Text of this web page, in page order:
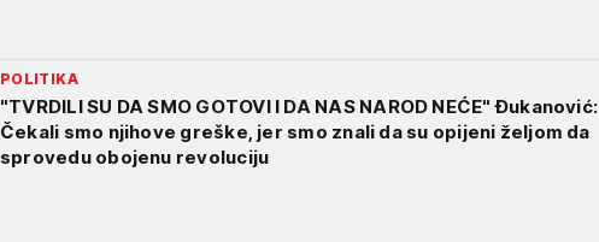
POLITIKA
"TVRDILI SU DA SMO GOTOVI I DA NAS NAROD NEĆE" Đukanović:
Čekali smo njihove greške, jer smo znali da su opijeni željom da
sprovedu obojenu revoluciju